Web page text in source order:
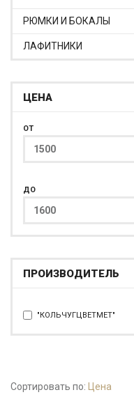
РЮМКИ И БОКАЛЫ
ЛАФИТНИКИ
ЦЕНА
ОТ
ДО
ПРОИЗВОДИТЕЛЬ
"КОЛЬЧУГЦВЕТМЕТ"
Сортировать по: Цена